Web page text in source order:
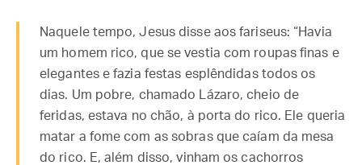
Naquele tempo, Jesus disse aos fariseus: “Havia
um homem rico, que se vestia com roupas finas e
elegantes e fazia festas esplêndidas todos os
dias. Um pobre, chamado Lázaro, cheio de
feridas, estava no chão, à porta do rico. Ele queria
matar a fome com as sobras que caíam da mesa
do rico. E, além disso, vinham os cachorros